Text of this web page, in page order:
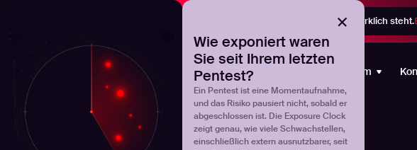
Wie exponiert waren
Sie seit Ihrem letzten
Pentest?
Ein Pentest ist eine Momentaufnahme,
und das Risiko pausiert nicht, sobald er
abgeschlossen ist. Die Exposure Clock
zeigt genau, wie viele Schwachstellen,
einschließlich extern ausnutzbarer, seit
Finden Sie heraus, wo Ihr Exposure-Management-Programm wirklich steht.
Products Plattform